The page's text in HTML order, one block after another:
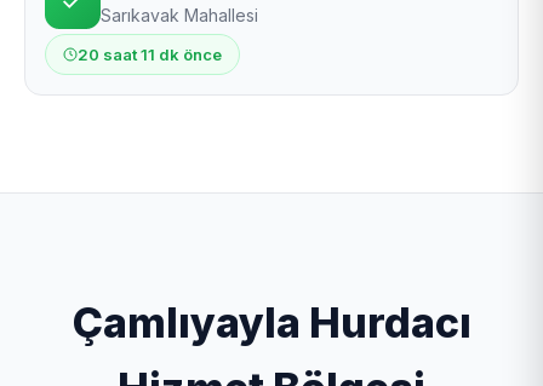
Sarıkavak Mahallesi
20 saat 11 dk önce
Çamlıyayla Hurdacı